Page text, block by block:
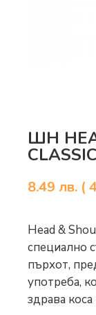
ШН
8.49 лв. (
Head &
специално
пърхот,
употреба,
здрава